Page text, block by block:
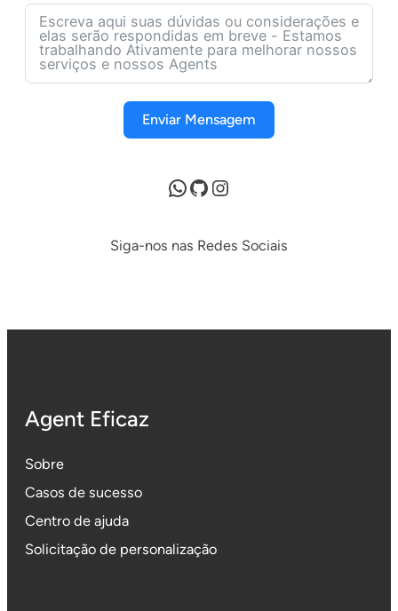
Enviar Mensagem
WhatsApp GitHub Instagram
Siga-nos nas Redes Sociais
Agent Eficaz
Sobre
Casos de sucesso
Centro de ajuda
Solicitação de personalização